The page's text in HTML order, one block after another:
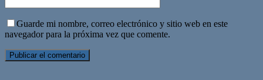
Guarde mi nombre, correo electrónico y sitio web en este
navegador para la próxima vez que comente.